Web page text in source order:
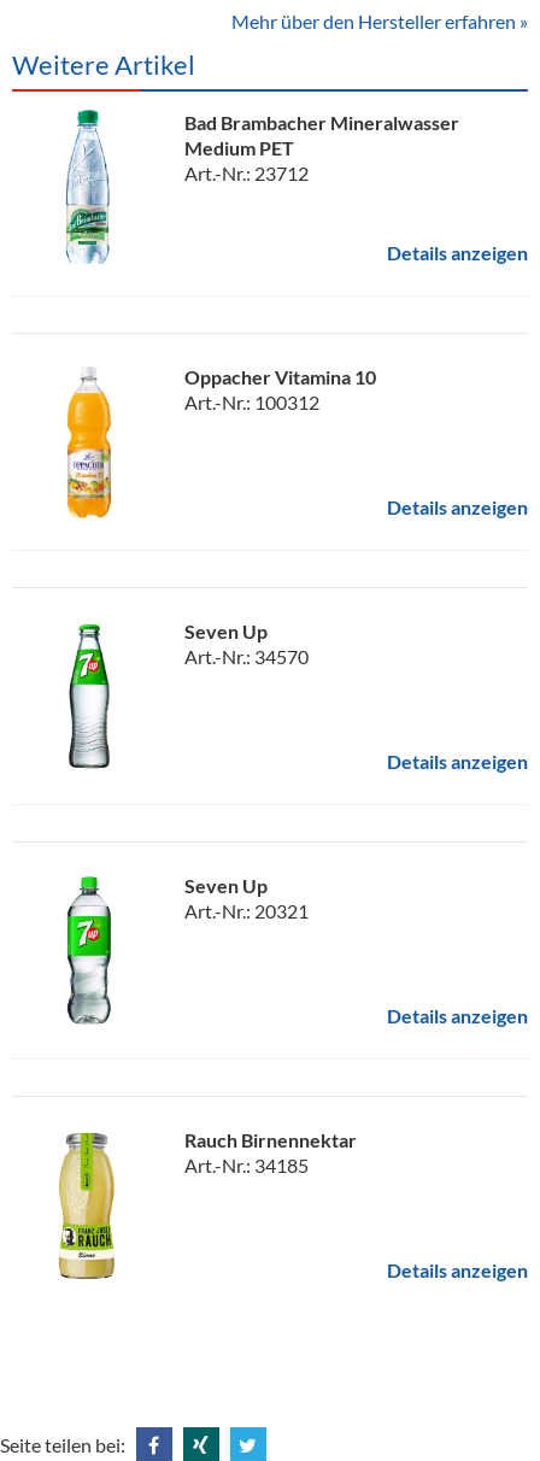
Mehr über den Hersteller erfahren »
Weitere Artikel
Bad Brambacher Mineralwasser
Medium PET
Art.-Nr.: 23712
Details anzeigen
Oppacher Vitamina 10
Art.-Nr.: 100312
Details anzeigen
Seven Up
Art.-Nr.: 34570
Details anzeigen
Seven Up
Art.-Nr.: 20321
Details anzeigen
Rauch Birnennektar
Art.-Nr.: 34185
Details anzeigen
Seite teilen bei: